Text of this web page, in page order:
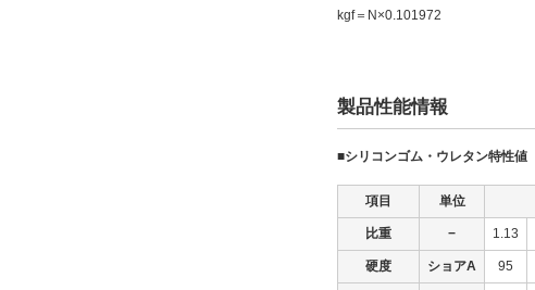
kgf＝N×0.101972
製品性能情報
■シリコンゴム・ウレタン特性値
項目 単位
比重 − 1.13
硬度 ショアA 95